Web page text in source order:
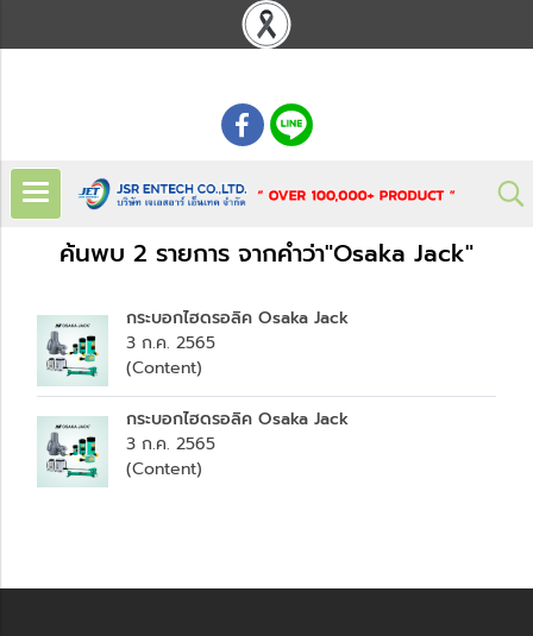
ค้นพบ 2 รายการ จากคำว่า"Osaka Jack"
กระบอกไฮดรอลิค Osaka Jack
3 ก.ค. 2565
(Content)
กระบอกไฮดรอลิค Osaka Jack
3 ก.ค. 2565
(Content)